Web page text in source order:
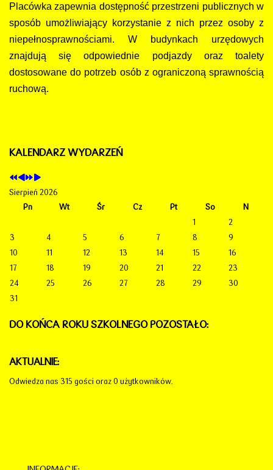
Placówka zapewnia dostępność przestrzeni publicznych w
sposób umożliwiający korzystanie z nich przez osoby z
niepełnosprawnościami. W budynkach urzędowych
znajdują się odpowiednie podjazdy oraz toalety
dostosowane do potrzeb osób z ograniczoną sprawnością
ruchową.
KALENDARZ WYDARZEŃ
Sierpień 2026
Pn
Wt Śr Cz Pt So
N
1
2
3
4 5 6 7 8
9
10
11 12 13 14 15
16
17
18 19 20 21 22
23
24
25 26 27 28 29
30
31
DO KOŃCA ROKU SZKOLNEGO POZOSTAŁO:
AKTUALNIE:
Odwiedza nas 315 gości oraz 0 użytkowników.